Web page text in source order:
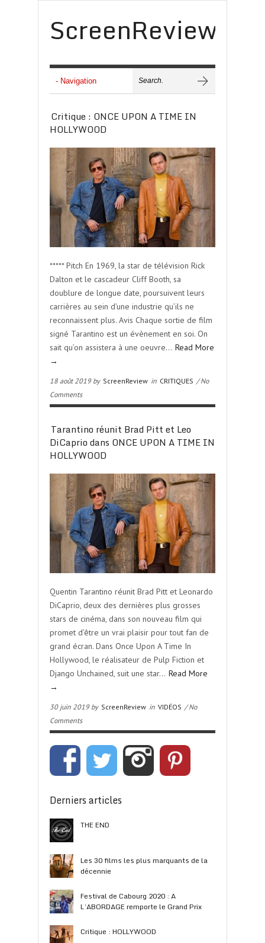
ScreenReview
Critique : ONCE UPON A TIME IN
HOLLYWOOD
***** Pitch En 1969, la star de télévision Rick
Dalton et le cascadeur Cliff Booth, sa
doublure de longue date, poursuivent leurs
carrières au sein d’une industrie qu’ils ne
reconnaissent plus. Avis Chaque sortie de film
signé Tarantino est un évènement en soi. On
sait qu’on assistera à une oeuvre… Read More
→
18 août 2019 by ScreenReview in CRITIQUES / No
Comments
Tarantino réunit Brad Pitt et Leo
DiCaprio dans ONCE UPON A TIME IN
HOLLYWOOD
Quentin Tarantino réunit Brad Pitt et Leonardo
DiCaprio, deux des dernières plus grosses
stars de cinéma, dans son nouveau film qui
promet d’être un vrai plaisir pour tout fan de
grand écran. Dans Once Upon A Time In
Hollywood, le réalisateur de Pulp Fiction et
Django Unchained, suit une star… Read More
→
30 juin 2019 by ScreenReview in VIDÉOS / No
Comments
Derniers articles
THE END
Les 30 films les plus marquants de la
décennie
Festival de Cabourg 2020 : A
L’ABORDAGE remporte le Grand Prix
Critique : HOLLYWOOD